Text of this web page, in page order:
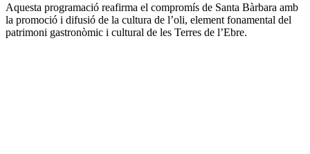
Aquesta programació reafirma el compromís de Santa Bàrbara amb
la promoció i difusió de la cultura de l’oli, element fonamental del
patrimoni gastronòmic i cultural de les Terres de l’Ebre.